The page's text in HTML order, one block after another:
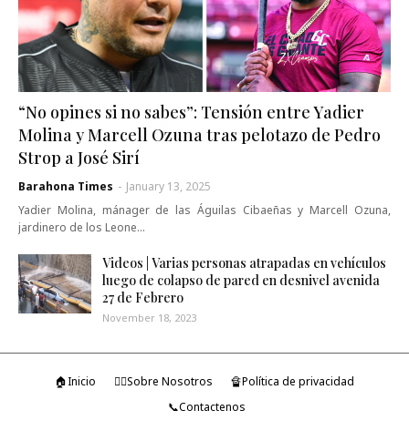
“No opines si no sabes”: Tensión entre Yadier
Molina y Marcell Ozuna tras pelotazo de Pedro
Strop a José Sirí
Barahona Times - January 13, 2025
Yadier Molina, mánager de las Águilas Cibaeñas y Marcell Ozuna,
jardinero de los Leone…
Videos | Varias personas atrapadas en vehículos
luego de colapso de pared en desnivel avenida
27 de Febrero
November 18, 2023
🏠Inicio 🤷‍♂️Sobre Nosotros
🔏Política de privacidad
📞Contactenos